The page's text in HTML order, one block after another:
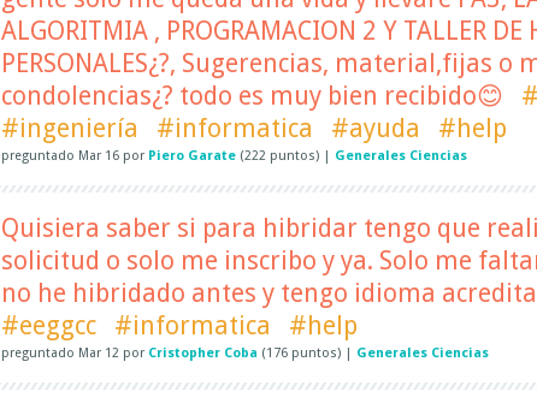
ALGORITMIA , PROGRAMACION 2 Y TALLER DE
PERSONALES¿?, Sugerencias, material,fijas o
condolencias¿? todo es muy bien recibido😊
#ingeniería
#informatica #ayuda #help
preguntado Mar 16 por Piero Garate (222 puntos) Generales Ciencias
Quisiera saber si para hibridar tengo que
solicitud o solo me inscribo y ya. Solo me
no he hibridado antes y tengo idioma
#eeggcc
#informatica #help
preguntado Mar 12 por Cristopher Coba (176 puntos) Generales Ciencias